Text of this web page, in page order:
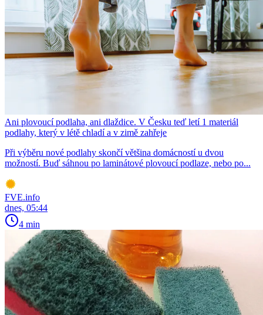
Ani plovoucí podlaha, ani dlaždice. V Česku teď letí 1 materiál
podlahy, který v létě chladí a v zimě zahřeje
Při výběru nové podlahy skončí většina domácností u dvou
možností. Buď sáhnou po laminátové plovoucí podlaze, nebo po...
FVE.info
dnes, 05:44
4 min